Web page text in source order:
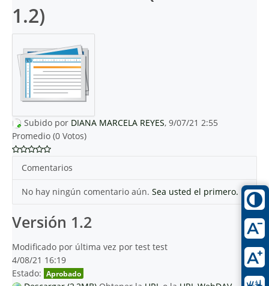
1.2)
Subido por DIANA MARCELA REYES, 9/07/21 2:55
Promedio (0 Votos)
Comentarios
No hay ningún comentario aún. Sea usted el primero.
Versión 1.2
Modificado por última vez por test test
4/08/21 16:19
Estado: Aprobado